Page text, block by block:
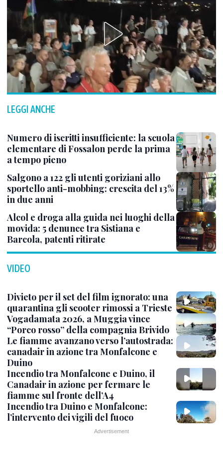
LEGGI ANCHE
Numero di iscritti insufficiente: la scuola
elementare di Fossalon perde la prima
a tempo pieno
Salgono a 122 gli utenti goriziani allo
sportello anti-mobbing: crescita del 13%
in due anni
Alcol e droga alla guida nei luoghi della
movida: 5 denunce tra Sistiana e
Barcola, patenti ritirate
VIDEO
Divieto per il set del film ignorato: una
quarantina gli scooter rimossi a Trieste
Vogadamata 2026, a Muggia vince
“Porco rosso” della compagnia Brivido
Le fiamme avanzano verso l’autostrada:
canadair in azione tra Monfalcone e
Duino
Incendio tra Monfalcone e Duino, il
Canadair in azione per fermare le
fiamme sul fronte dell’A4
Incendio tra Duino e Monfalcone:
l’intervento dei vigili del fuoco